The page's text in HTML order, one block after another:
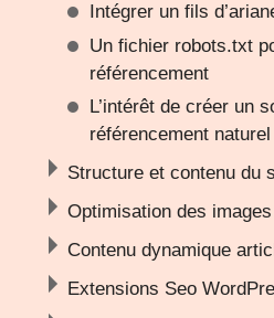
Intégrer un fils
Un fichier robots.txt
référencement
L’intérêt de créer un
référencement
Structure et contenu du
Optimisation des images
Contenu dynamique
Extensions Seo